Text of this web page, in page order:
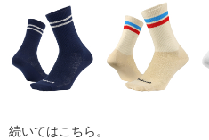
続いてはこちら。